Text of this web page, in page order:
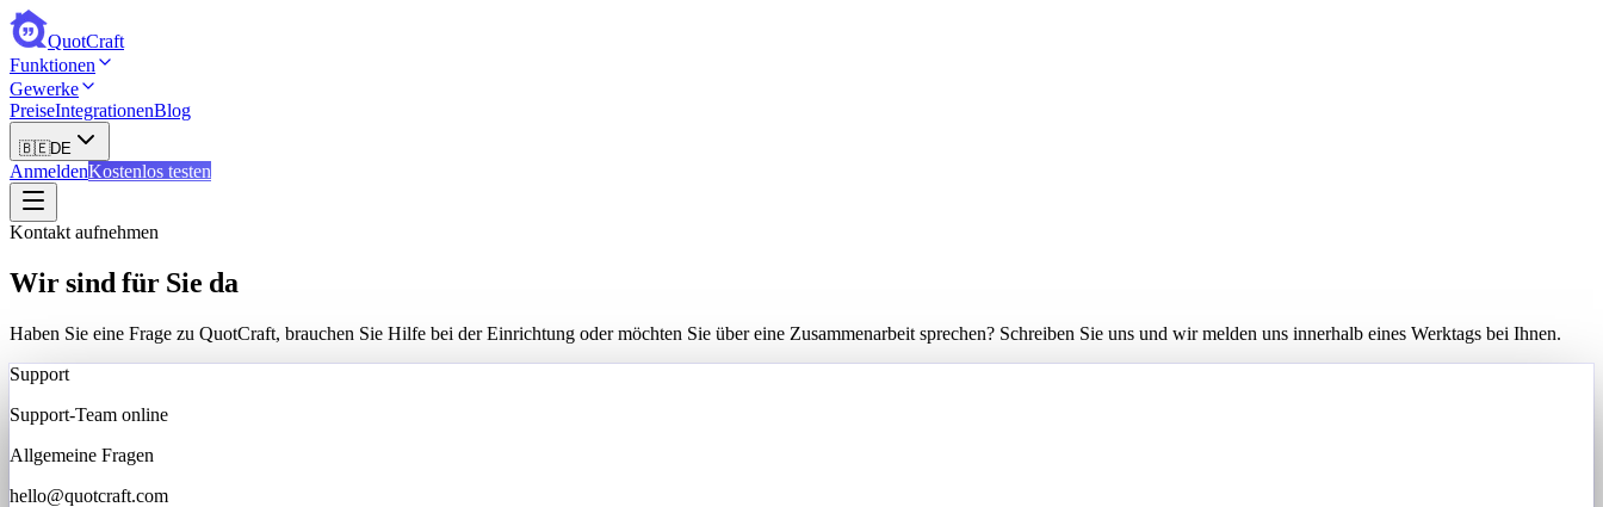
QuotCraft
Funktionen
Gewerke
PreiseIntegrationenBlog
🇧🇪DE
AnmeldenKostenlos testen
Kontakt aufnehmen
Wir sind für Sie da
Haben Sie eine Frage zu QuotCraft, brauchen Sie Hilfe bei der Einrichtung oder möchten Sie über eine Zusammenarbeit sprechen? Schreiben Sie uns und wir melden uns innerhalb eines Werktags bei Ihnen.
Support
Support-Team online
Allgemeine Fragen
hello@quotcraft.com